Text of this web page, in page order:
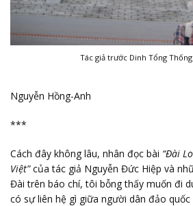
Tác giả trước Dinh Tổng
Nguyễn Hồng-Anh
***
Cách đây không lâu, nhân đọc bài “Đài
Việt”của tác giả Nguyễn Đức Hiệp và
Đài trên báo chí, tôi bỗng thấy muốn đi
có sự liên hệ gì giữa người dân đảo quốc